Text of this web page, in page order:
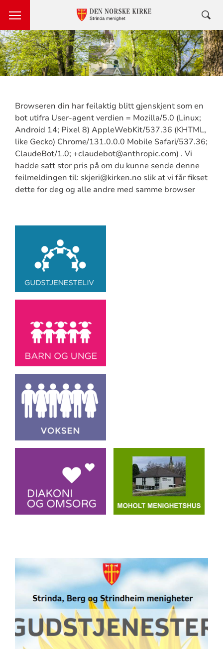
Browseren din har feilaktig blitt gjenskjent som en
bot utifra User-agent verdien = Mozilla/5.0 (Linux;
Android 14; Pixel 8) AppleWebKit/537.36 (KHTML,
like Gecko) Chrome/131.0.0.0 Mobile Safari/537.36;
ClaudeBot/1.0; +claudebot@anthropic.com) . Vi
hadde satt stor pris på om du kunne sende denne
feilmeldingen til: skjeri@kirken.no slik at vi får fikset
dette for deg og alle andre med samme browser